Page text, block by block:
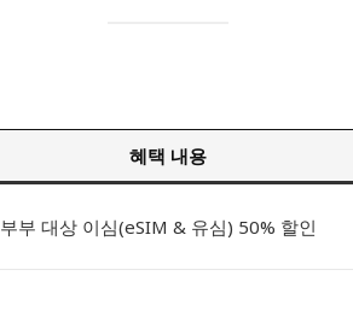
혜택 내용
부 대상 이심(eSIM & 유심) 50% 할인